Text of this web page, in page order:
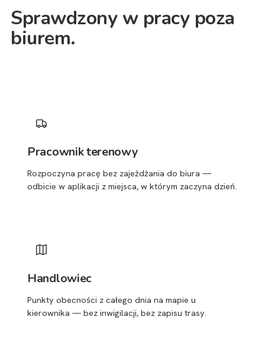
Sprawdzony w pracy poza
biurem.
Pracownik terenowy
Rozpoczyna pracę bez zajeżdżania do biura —
odbicie w aplikacji z miejsca, w którym zaczyna dzień.
Handlowiec
Punkty obecności z całego dnia na mapie u
kierownika — bez inwigilacji, bez zapisu trasy.